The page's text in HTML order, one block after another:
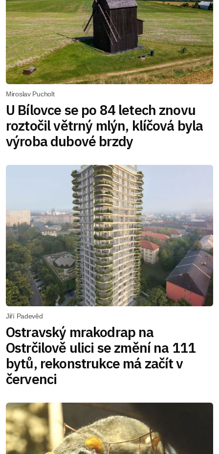
Miroslav Pucholt
U Bílovce se po 84 letech znovu
roztočil větrný mlýn, klíčová byla
výroba dubové brzdy
Jiří Padevěd
Ostravský mrakodrap na
Ostrčilově ulici se změní na 111
bytů, rekonstrukce má začít v
červenci